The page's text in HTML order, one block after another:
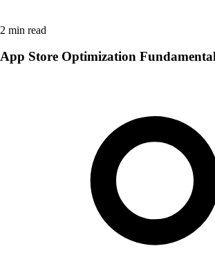
2 min read
App Store Optimization